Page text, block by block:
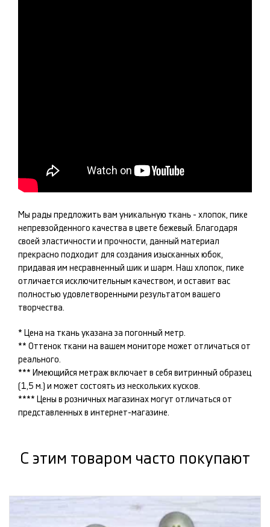
Мы рады предложить вам уникальную ткань - хлопок, пике
непревзойденного качества в цвете бежевый. Благодаря
своей эластичности и прочности, данный материал
прекрасно подходит для создания изысканных юбок,
придавая им несравненный шик и шарм. Наш хлопок, пике
отличается исключительным качеством, и оставит вас
полностью удовлетворенными результатом вашего
творчества.
* Цена на ткань указана за погонный метр.
** Оттенок ткани на вашем мониторе может отличаться от
реального.
*** Имеющийся метраж включает в себя витринный образец
(1,5 м.) и может состоять из нескольких кусков.
**** Цены в розничных магазинах могут отличаться от
представленных в интернет-магазине.
С этим товаром часто покупают